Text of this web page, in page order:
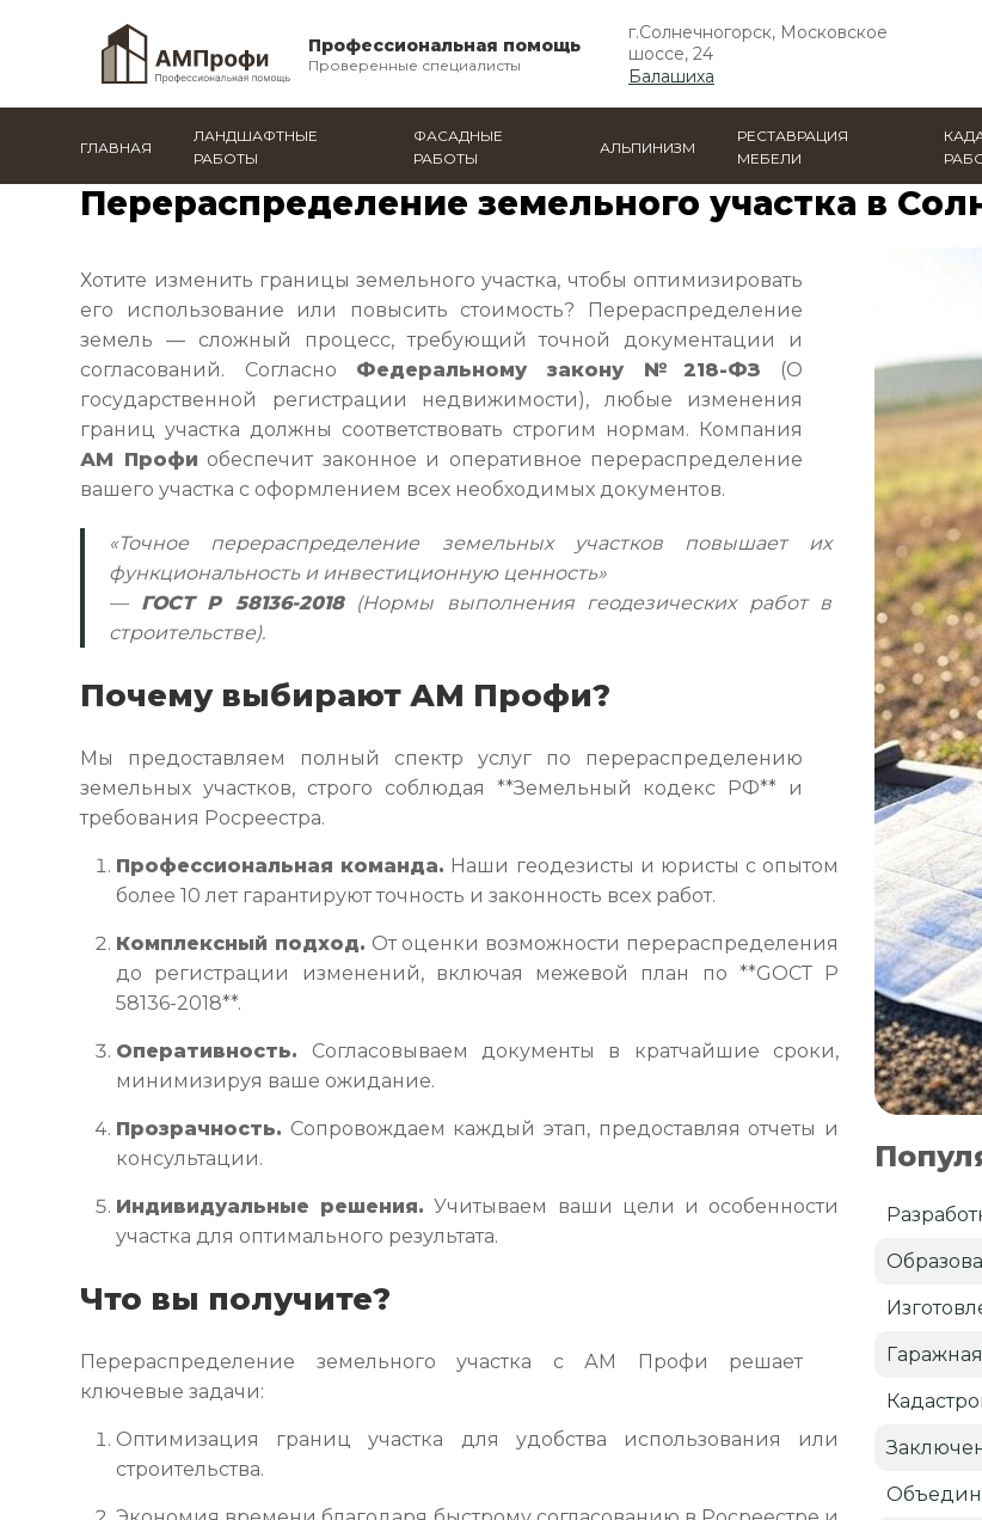
Профессиональная помощь
Проверенные специалисты
г.Солнечногорск, Московское
шоссе, 24
Балашиха
ГЛАВНАЯ
ЛАНДШАФТНЫЕ
РАБОТЫ
ФАСАДНЫЕ
РАБОТЫ
АЛЬПИНИЗМ
РЕСТАВРАЦИЯ
МЕБЕЛИ
Перераспределение земельного участка в
Хотите изменить границы земельного участка, чтобы оптимизировать
его использование или повысить стоимость? Перераспределение
земель — сложный процесс, требующий точной документации и
согласований. Согласно Федеральному закону №218-ФЗ (О
государственной регистрации недвижимости), любые изменения
границ участка должны соответствовать строгим нормам. Компания
АМ Профи обеспечит законное и оперативное перераспределение
вашего участка с оформлением всех необходимых документов.
«Точное перераспределение земельных участков повышает их
функциональность и инвестиционную ценность»
— ГОСТ Р 58136-2018(Нормы выполнения геодезических работ в
строительстве).
Почему выбирают АМ Профи?
Мы предоставляем полный спектр услуг по перераспределению
земельных участков, строго соблюдая **Земельный кодекс РФ** и
требования Росреестра.
Профессиональная команда. Наши геодезисты и юристы с опытом
более 10 лет гарантируют точность и законность всех работ.
Комплексный подход. От оценки возможности перераспределения
до регистрации изменений, включая межевой план по **GOСТ Р
58136-2018**.
Оперативность. Согласовываем документы в кратчайшие сроки,
минимизируя ваше ожидание.
Прозрачность. Сопровождаем каждый этап, предоставляя отчеты и
консультации.
Индивидуальные решения. Учитываем ваши цели и особенности
участка для оптимального результата.
Что вы получите?
Перераспределение земельного участка с АМ Профи решает
ключевые задачи:
Оптимизация границ участка для удобства использования или
строительства.